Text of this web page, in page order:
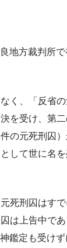
地方裁判所
く、「反省
を受け、第
の元死刑囚
して世に名
死刑囚はす
は上告中であ
鑑定も受け